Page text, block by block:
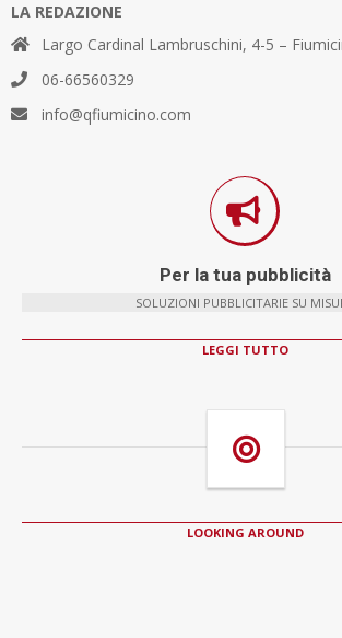
LA REDAZIONE
Largo Cardinal Lambruschini, 4-5 –
06-66560329
info@qfiumicino.com
Per la tua pubblicità
SOLUZIONI PUBBLICITARIE SU
LEGGI TUTTO
LOOKING AROUND